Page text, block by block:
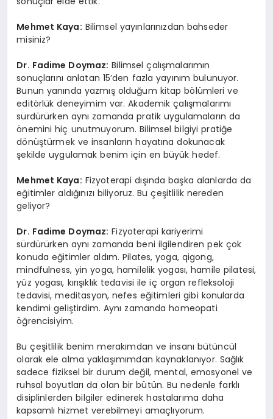
Mehmet Kaya: Bilimsel yayınlarınızdan bahseder
misiniz?
Dr. Fadime Doymaz: Bilimsel çalışmalarımın
sonuçlarını anlatan 15’den fazla yayınım bulunuyor.
Bunun yanında yazmış olduğum kitap bölümleri ve
editörlük deneyimim var. Akademik çalışmalarımı
sürdürürken aynı zamanda pratik uygulamaların da
önemini hiç unutmuyorum. Bilimsel bilgiyi pratiğe
dönüştürmek ve insanların hayatına dokunacak
şekilde uygulamak benim için en büyük hedef.
Mehmet Kaya: Fizyoterapi dışında başka alanlarda da
eğitimler aldığınızı biliyoruz. Bu çeşitlilik nereden
geliyor?
Dr. Fadime Doymaz: Fizyoterapi kariyerimi
sürdürürken aynı zamanda beni ilgilendiren pek çok
konuda eğitimler aldım. Pilates, yoga, qigong,
mindfulness, yin yoga, hamilelik yogası, hamile pilatesi,
yüz yogası, kırışıklık tedavisi ile iç organ refleksoloji
tedavisi, meditasyon, nefes eğitimleri gibi konularda
kendimi geliştirdim. Aynı zamanda homeopati
öğrencisiyim.
Bu çeşitlilik benim merakımdan ve insanı bütüncül
olarak ele alma yaklaşımımdan kaynaklanıyor. Sağlık
sadece fiziksel bir durum değil, mental, emosyonel ve
ruhsal boyutları da olan bir bütün. Bu nedenle farklı
disiplinlerden bilgiler edinerek hastalarıma daha
kapsamlı hizmet verebilmeyi amaçlıyorum.